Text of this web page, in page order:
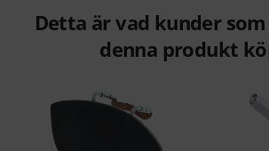
Detta är vad kunder
denna produkt